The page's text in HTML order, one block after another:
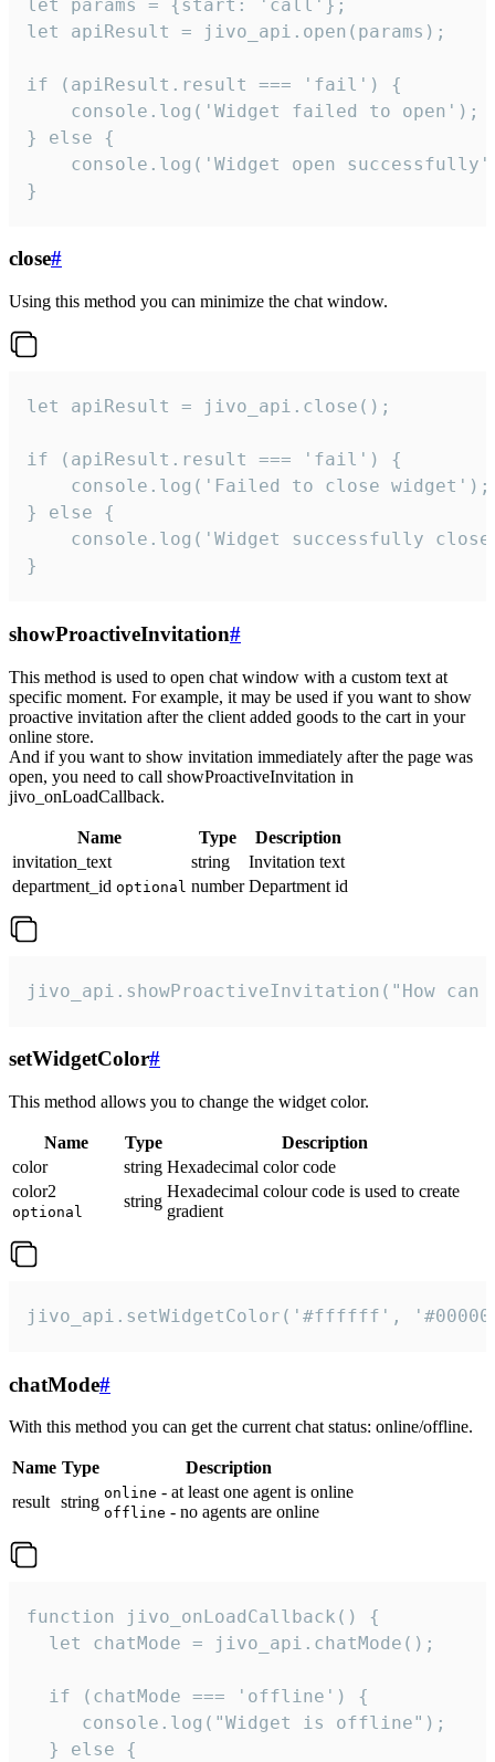
let params = {start: 'call'};
let apiResult = jivo_api.open(params);
if (apiResult.result === 'fail') {
    console.log('Widget failed to open');
} else {
console.log('Widget open
}
close#
Using this method you can minimize the chat window.
let apiResult = jivo_api.close();
if (apiResult.result === 'fail') {
    console.log('Failed to close widget');
} else {
console.log('Widget successfully
}
showProactiveInvitation#
This method is used to open chat window with a custom text at
specific moment. For example, it may be used if you want to show
proactive invitation after the client added goods to the cart in your
online store.
And if you want to show invitation immediately after the page was
open, you need to call showProactiveInvitation in
jivo_onLoadCallback.
Name Type
Description
invitation_text
string
Invitation text
department_id optional number Department id
jivo_api.showProactiveInvitation("How
setWidgetColor#
This method allows you to change the widget color.
Name Type
Description
color
string Hexadecimal color code
color2
optional
string
Hexadecimal colour code is used to create
gradient
jivo_api.setWidgetColor('#ffffff',
chatMode#
With this method you can get the current chat status: online/offline.
Name Type
Description
result string online - at least one agent is online
offline - no agents are online
function jivo_onLoadCallback() {
  let chatMode = jivo_api.chatMode();
  if (chatMode === 'offline') {
     console.log("Widget is offline");
  } else {